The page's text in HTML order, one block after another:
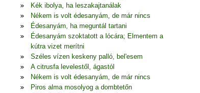
Kék ibolya, ha leszakajtanálak
Nékem is volt édesanyám, de már nincs
Édesanyám, ha meguntál tartani
Édesanyám szoktatott a lócára; Elmentem a
kútra vizet merítni
Széles vízen keskeny palló, bel'esem
A citrusfa levelestől, ágastól
Nékem is volt édesanyám, de már nincs
Piros alma mosolyog a dombtetőn